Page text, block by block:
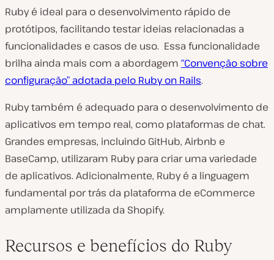
Ruby é ideal para o desenvolvimento rápido de
protótipos, facilitando testar ideias relacionadas a
funcionalidades e casos de uso. Essa funcionalidade
brilha ainda mais com a abordagem “Convenção sobre
configuração” adotada pelo Ruby on Rails.
Ruby também é adequado para o desenvolvimento de
aplicativos em tempo real, como plataformas de chat.
Grandes empresas, incluindo GitHub, Airbnb e
BaseCamp, utilizaram Ruby para criar uma variedade
de aplicativos. Adicionalmente, Ruby é a linguagem
fundamental por trás da plataforma de eCommerce
amplamente utilizada da Shopify.
Recursos e benefícios do Ruby